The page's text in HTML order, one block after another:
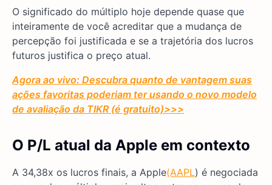
O significado do múltiplo hoje depende quase que
inteiramente de você acreditar que a mudança de
percepção foi justificada e se a trajetória dos lucros
futuros justifica o preço atual.
Agora ao vivo: Descubra quanto de vantagem suas
ações favoritas poderiam ter usando o novo modelo
de avaliação da TIKR (é gratuito)>>>
O P/L atual da Apple em contexto
A 34,38x os lucros finais, a Apple(AAPL) é negociada